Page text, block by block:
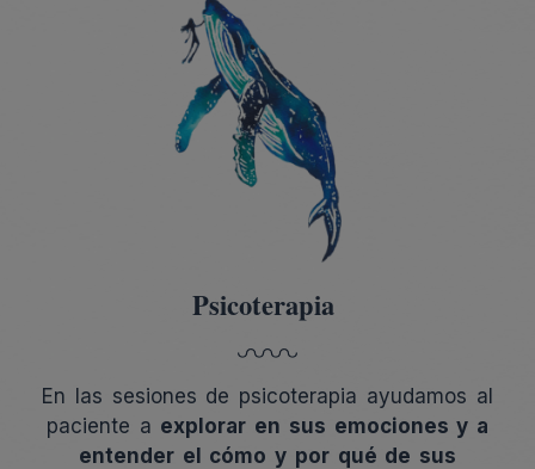
Psicoterapia
En las sesiones de psicoterapia ayudamos al
paciente a explorar en sus emociones y a
entender el cómo y por qué de sus